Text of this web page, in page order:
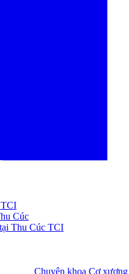
TCI
Cúc
Thu Cúc TCI
Chuyên khoa Cơ